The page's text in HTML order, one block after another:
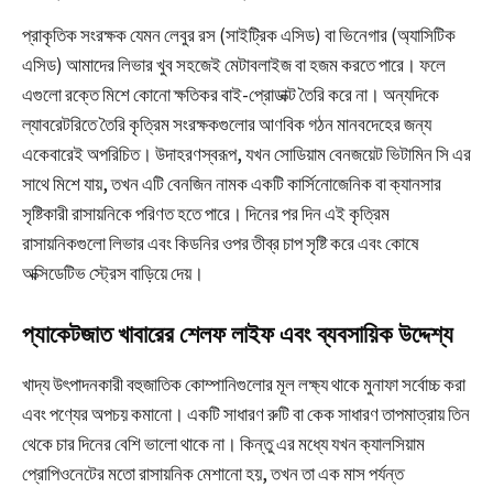
প্রাকৃতিক সংরক্ষক যেমন লেবুর রস (সাইট্রিক এসিড) বা ভিনেগার (অ্যাসিটিক
এসিড) আমাদের লিভার খুব সহজেই মেটাবলাইজ বা হজম করতে পারে। ফলে
এগুলো রক্তে মিশে কোনো ক্ষতিকর বাই-প্রোডাক্ট তৈরি করে না। অন্যদিকে
ল্যাবরেটরিতে তৈরি কৃত্রিম সংরক্ষকগুলোর আণবিক গঠন মানবদেহের জন্য
একেবারেই অপরিচিত। উদাহরণস্বরূপ, যখন সোডিয়াম বেনজয়েট ভিটামিন সি এর
সাথে মিশে যায়, তখন এটি বেনজিন নামক একটি কার্সিনোজেনিক বা ক্যানসার
সৃষ্টিকারী রাসায়নিকে পরিণত হতে পারে। দিনের পর দিন এই কৃত্রিম
রাসায়নিকগুলো লিভার এবং কিডনির ওপর তীব্র চাপ সৃষ্টি করে এবং কোষে
অক্সিডেটিভ স্ট্রেস বাড়িয়ে দেয়।
প্যাকেটজাত খাবারের শেলফ লাইফ এবং ব্যবসায়িক উদ্দেশ্য
খাদ্য উৎপাদনকারী বহুজাতিক কোম্পানিগুলোর মূল লক্ষ্য থাকে মুনাফা সর্বোচ্চ করা
এবং পণ্যের অপচয় কমানো। একটি সাধারণ রুটি বা কেক সাধারণ তাপমাত্রায় তিন
থেকে চার দিনের বেশি ভালো থাকে না। কিন্তু এর মধ্যে যখন ক্যালসিয়াম
প্রোপিওনেটের মতো রাসায়নিক মেশানো হয়, তখন তা এক মাস পর্যন্ত